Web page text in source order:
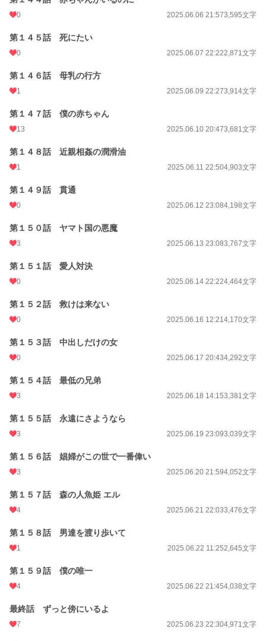
0 2025.06.06 21:573,595文字
第１４５話 死にたい
0 2025.06.07 22:222,871文字
第１４６話 母乳の行方
1 2025.06.09 22:273,914文字
第１４７話 僕の赤ちゃん
13 2025.06.10 20:473,681文字
第１４８話 近親相姦の潤滑油
1 2025.06.11 22:504,903文字
第１４９話 貫通
0 2025.06.12 23:084,198文字
第１５０話 ヤマト国の悪魔
3 2025.06.13 23:083,767文字
第１５１話 愛人対決
0 2025.06.14 22:224,464文字
第１５２話 救けは来ない
0 2025.06.16 12:214,170文字
第１５３話 中出しだけの女
0 2025.06.17 20:434,292文字
第１５４話 最低の兄弟
3 2025.06.18 14:153,381文字
第１５５話 永遠にさようなら
3 2025.06.19 23:093,039文字
第１５６話 娼婦がこの世で一番偉い
3 2025.06.20 21:594,052文字
第１５７話 森の人魚姫 エル
4 2025.06.21 22:033,476文字
第１５８話 男達を渡り歩いて
1 2025.06.22 11:252,645文字
第１５９話 僕の唯一
4 2025.06.22 21:454,038文字
最終話 ずっと傍にいるよ
7 2025.06.23 22:304,971文字